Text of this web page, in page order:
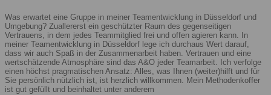
Was erwartet eine Gruppe in meiner Teamentwicklung in Düsseldorf und
Umgebung? Zuallererst ein geschützter Raum des gegenseitigen
Vertrauens, in dem jedes Teammitglied frei und offen agieren kann. In
meiner Teamentwicklung in Düsseldorf lege ich durchaus Wert darauf,
dass wir auch Spaß in der Zusammenarbeit haben. Vertrauen und eine
wertschätzende Atmosphäre sind das A&O jeder Teamarbeit. Ich verfolge
einen höchst pragmatischen Ansatz: Alles, was Ihnen (weiter)hilft und für
Sie persönlich nützlich ist, ist herzlich willkommen. Mein Methodenkoffer
ist gut gefüllt und beinhaltet unter anderem